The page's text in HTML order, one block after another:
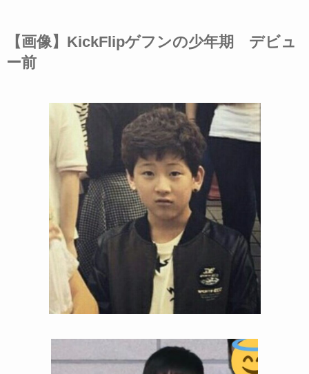
【画像】KickFlipゲフンの少年期 デビュ
ー前